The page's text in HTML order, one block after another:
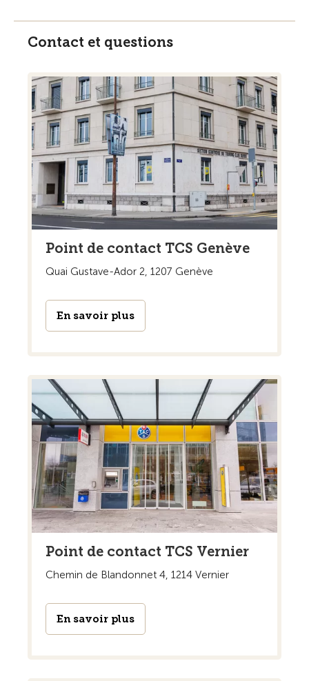
Contact et questions
Point de contact TCS Genève
Quai Gustave-Ador 2, 1207 Genève
En savoir plus
Point de contact TCS Vernier
Chemin de Blandonnet 4, 1214 Vernier
En savoir plus